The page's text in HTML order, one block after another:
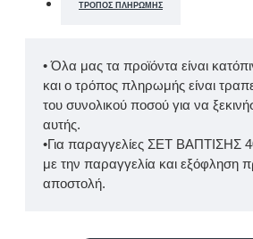
ΤΡΌΠΟΣ ΠΛΗΡΩΜΉΣ
• Όλα μας τα προϊόντα είναι
και ο τρόπος πληρωμής είναι
του συνολικού ποσού για να
αυτής.
•Για παραγγελίες ΣΕΤ ΒΑΠΤΙΣΗΣ
με την παραγγελία και εξόφληση
αποστολή.